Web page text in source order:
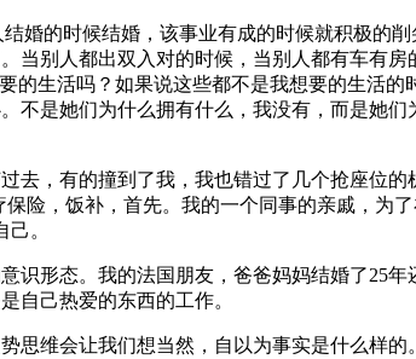
婚的时候结婚，该事业有成的时候就积极的
别人都出双入对的时候，当别人都有车有房
的生活吗？如果说这些都不是我想要的生活
不是她们为什么拥有什么，我没有，而是她
去，有的撞到了我，我也错过了几个抢座位
险，饭补，首先。我的一个同事的亲戚，为
。
形态。我的法国朋友，爸爸妈妈结婚了25
自己热爱的东西的工作。
思维会让我们想当然，自以为事实是什么样